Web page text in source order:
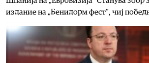
издание на „Бенидорм фест“, чиј